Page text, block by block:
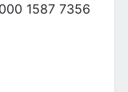
1587 7356